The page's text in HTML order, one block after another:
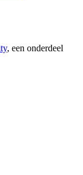
, een onderdeel